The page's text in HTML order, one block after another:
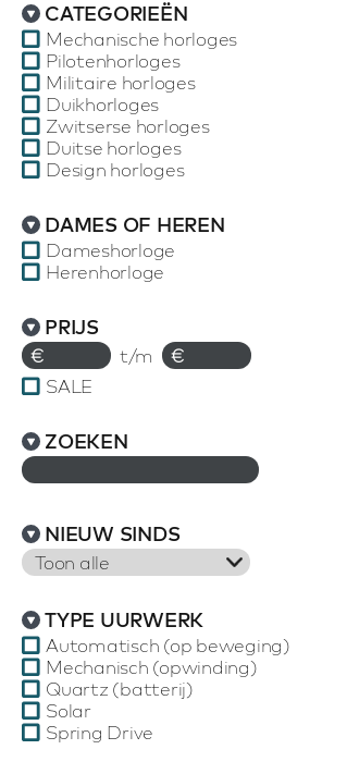
CATEGORIEËN
Mechanische horloges
Pilotenhorloges
Militaire horloges
Duikhorloges
Zwitserse horloges
Duitse horloges
Design horloges
DAMES OF HEREN
Dameshorloge
Herenhorloge
PRIJS
€ t/m
€
SALE
ZOEKEN
NIEUW SINDS
Toon alle
TYPE UURWERK
Automatisch (op beweging)
Mechanisch (opwinding)
Quartz (batterij)
Solar
Spring Drive